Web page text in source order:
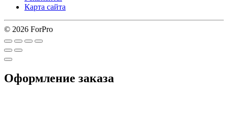
Карта сайта
© 2026 ForPro
Оформление заказа